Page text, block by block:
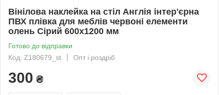
Вінілова наклейка на стіл Англія інтер'єрна
ПВХ плівка для меблів червоні елементи
олень Сірий 600х1200 мм
Готово до відправки
Код: Z180679_st
Опт і роздріб
300 ₴